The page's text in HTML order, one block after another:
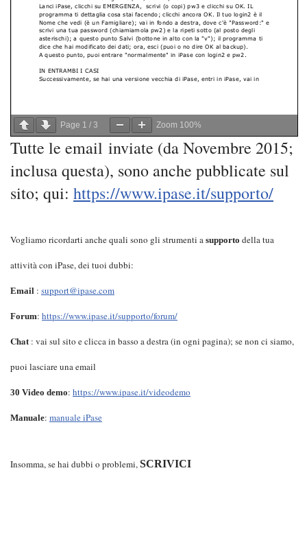
Page 1 / 3 Zoom 100%
Tutte le email inviate (da Novembre 2015;
inclusa questa), sono anche pubblicate sul
sito; qui: https://www.ipase.it/supporto/
Vogliamo ricordarti anche quali sono gli strumenti a supporto della tua
attività con iPase, dei tuoi dubbi:
Email : support@ipase.com
Forum: https://www.ipase.it/supporto/forum/
Chat : vai sul sito e clicca in basso a destra (in ogni pagina); se non ci siamo,
puoi lasciare una email
30 Video demo: https://www.ipase.it/videodemo
Manuale: manuale iPase
Insomma, se hai dubbi o problemi,SCRIVICI